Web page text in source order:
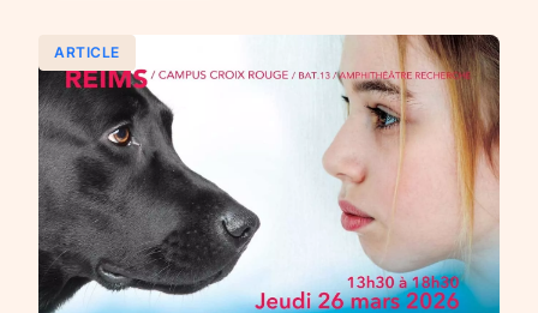
ARTICLE